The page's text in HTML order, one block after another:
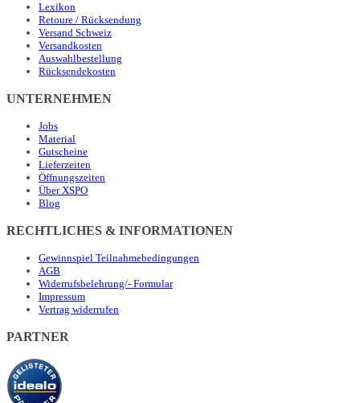
Lexikon
Retoure / Rücksendung
Versand Schweiz
Versandkosten
Auswahlbestellung
Rücksendekosten
UNTERNEHMEN
Jobs
Material
Gutscheine
Lieferzeiten
Öffnungszeiten
Über XSPO
Blog
RECHTLICHES & INFORMATIONEN
Gewinnspiel Teilnahmebedingungen
AGB
Widerrufsbelehrung/- Formular
Impressum
Vertrag widerrufen
PARTNER